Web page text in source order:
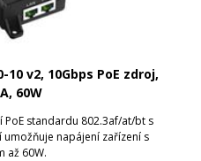
10 v2, 10Gbps PoE zdroj,
60W
standardu 802.3af/at/bt s
napájení zařízení s
až 60W.